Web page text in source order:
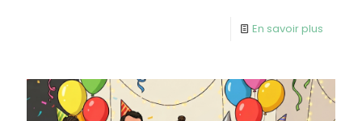
En savoir plus